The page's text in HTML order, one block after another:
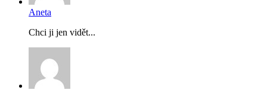
Aneta
Chci ji jen vidět...